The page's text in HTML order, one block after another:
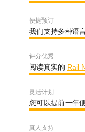
便捷预订
我们支持多种语
评分优秀
阅读真实的 Rail
灵活计划
您可以提前一年
真人支持